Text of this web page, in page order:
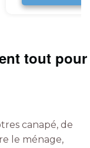
tout pour
canapé, de
le ménage,